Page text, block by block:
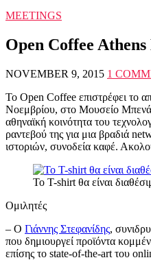
MEETINGS
Open Coffee
NOVEMBER 9, 2015 1
Το Open Coffee επιστρέφει το
Νοεμβρίου, στο Μουσείο
αθηναϊκή κοινότητα του
ραντεβού της για μια βραδιά
ιστοριών, συνοδεία καφέ.
To T-shirt θα είναι
Ομιλητές
– Ο Γιάννης Στεφανίδης,
που δημιουργεί προϊόντα
επίσης το state-of-the-art του